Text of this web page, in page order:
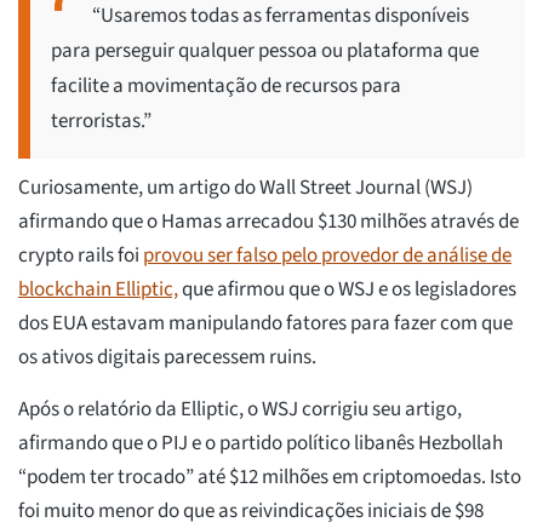
“Usaremos todas as ferramentas disponíveis
para perseguir qualquer pessoa ou plataforma que
facilite a movimentação de recursos para
terroristas.”
Curiosamente, um artigo do Wall Street Journal (WSJ)
afirmando que o Hamas arrecadou $130 milhões através de
crypto rails foi provou ser falso pelo provedor de análise de
blockchain Elliptic,que afirmou que o WSJ e os legisladores
dos EUA estavam manipulando fatores para fazer com que
os ativos digitais parecessem ruins.
Após o relatório da Elliptic, o WSJ corrigiu seu artigo,
afirmando que o PIJ e o partido político libanês Hezbollah
“podem ter trocado” até $12 milhões em criptomoedas. Isto
foi muito menor do que as reivindicações iniciais de $98